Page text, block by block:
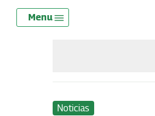
Skip
Menu
Noticias
Menu